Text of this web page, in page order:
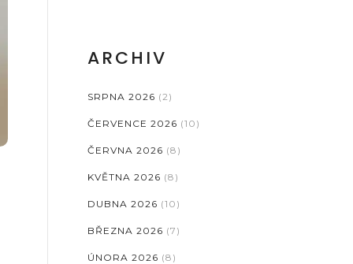
ARCHIV
SRPNA 2026 (2)
ČERVENCE 2026 (10)
ČERVNA 2026 (8)
KVĚTNA 2026 (8)
DUBNA 2026 (10)
BŘEZNA 2026 (7)
ÚNORA 2026 (8)